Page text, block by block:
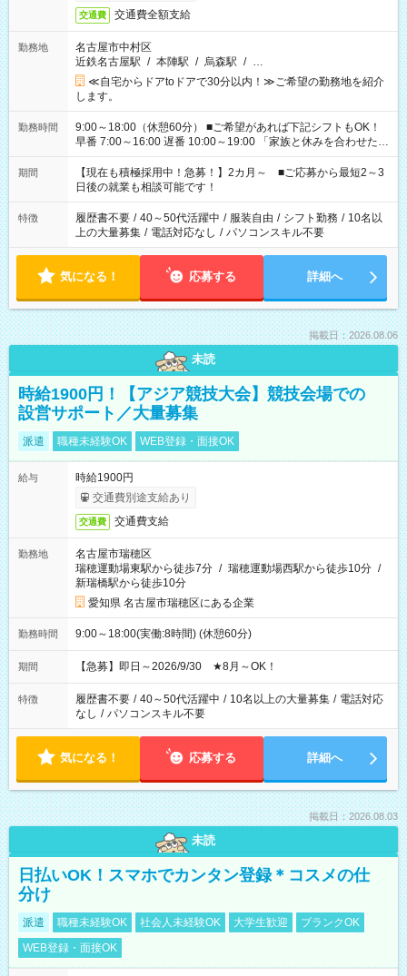
交通費 交通費全額支給
勤務地
名古屋市中村区
近鉄名古屋駅 / 本陣駅 / 烏森駅 / …
≪自宅からドアtoドアで30分以内！≫ご希望の勤務地を紹介
します。
勤務時間
9:00～18:00（休憩60分） ■ご希望があれば下記シフトもOK！
早番 7:00～16:00 遅番 10:00～19:00 「家族と休みを合わせた
い」 「余裕を持って夕飯の準備がしたい」 「できれば残業はし
たくない」 など、ご希望を教えてくださいね。 ※Wワーク希望
の方へ 今ご覧のお仕事で希望する勤務時間と、もう1つのお仕事
の勤務時間。 合計で週40時間を超える場合は応募できません。
期間
【現在も積極採用中！急募！】2カ月～ ■ご応募から最短2～3
日後の就業も相談可能です！
特徴 履歴書不要 / 40～50代活躍中 / 服装自由 / シフト勤務 / 10名以
上の大量募集 / 電話対応なし / パソコンスキル不要
気になる！ 応募する 詳細へ
掲載日：2026.08.06
未読
時給1900円！【アジア競技大会】競技会場での
設営サポート／大量募集
派遣 職種未経験OK WEB登録・面接OK
給与
時給1900円
交通費別途支給あり
交通費 交通費支給
勤務地
名古屋市瑞穂区
瑞穂運動場東駅から徒歩7分 / 瑞穂運動場西駅から徒歩10分 /
新瑞橋駅から徒歩10分
愛知県 名古屋市瑞穂区にある企業
勤務時間 9:00～18:00(実働:8時間) (休憩60分)
期間 【急募】即日～2026/9/30 ★8月～OK！
特徴 履歴書不要 / 40～50代活躍中 / 10名以上の大量募集 / 電話対応
なし / パソコンスキル不要
気になる！ 応募する 詳細へ
掲載日：2026.08.03
未読
日払いOK！スマホでカンタン登録＊コスメの仕
分け
派遣 職種未経験OK 社会人未経験OK 大学生歓迎
ブランクOK
WEB登録・面接OK